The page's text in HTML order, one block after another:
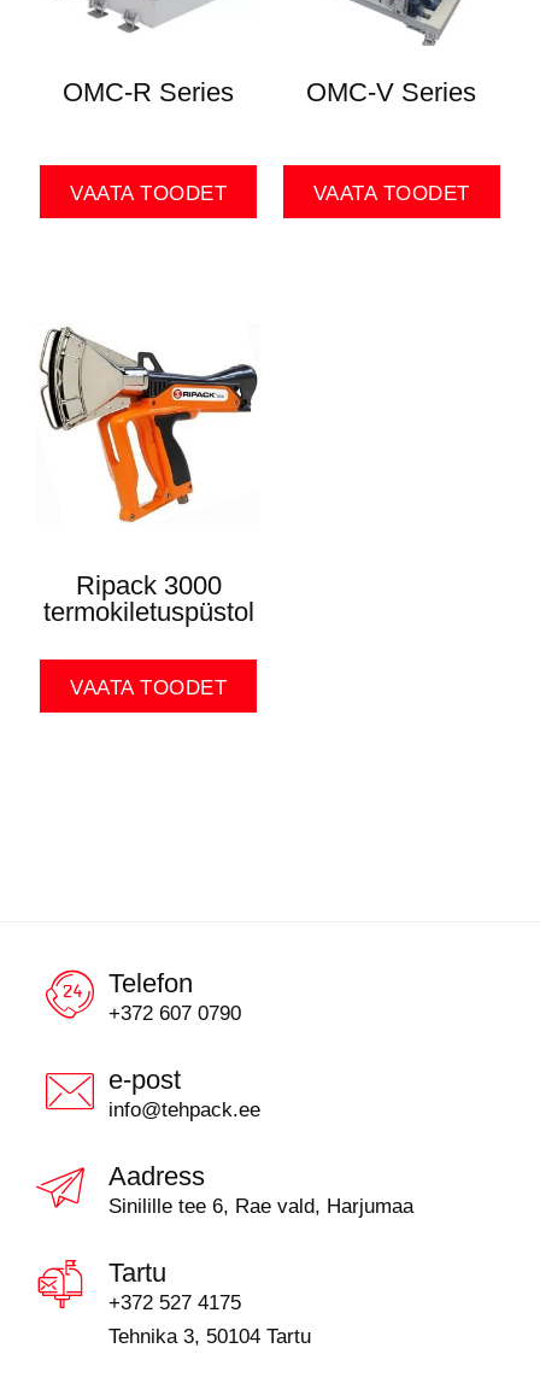
OMC-R Series
VAATA TOODET
OMC-V Series
VAATA TOODET
Ripack 3000
termokiletuspüstol
VAATA TOODET
Telefon
+372 607 0790
e-post
info@tehpack.ee
Aadress
Sinilille tee 6, Rae vald, Harjumaa
Tartu
+372 527 4175
Tehnika 3, 50104 Tartu